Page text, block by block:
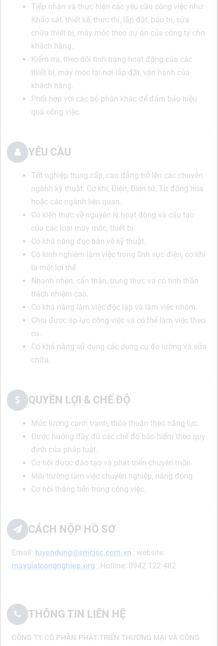
Tiếp nhận và thực hiện các yêu cầu công việc như:
Khảo sát, thiết kế, thực thi, lắp đặt, bảo trì, sửa
chữa thiết bị, máy móc theo dự án của công ty cho
khách hàng.
Kiểm tra, theo dõi tình trạng hoạt động của các
thiết bị, máy móc tại nơi lắp đặt, vận hành của
khách hàng.
Phối hợp với các bộ phận khác để đảm bảo hiệu
quả công việc.
YÊU CẦU
Tốt nghiệp trung cấp, cao đẳng trở lên các chuyên
ngành kỹ thuật: Cơ khí, Điện, Điện tử, Tự động hóa
hoặc các ngành liên quan.
Có kiến thức về nguyên lý hoạt động và cấu tạo
của các loại máy móc, thiết bị.
Có khả năng đọc bản vẽ kỹ thuật.
Có kinh nghiệm làm việc trong lĩnh vực điện, cơ khí
là một lợi thế.
Nhanh nhẹn, cẩn thận, trung thực và có tinh thần
trách nhiệm cao.
Có khả năng làm việc độc lập và làm việc nhóm.
Chịu được áp lực công việc và có thể làm việc theo
ca.
Có khả năng sử dụng các dụng cụ đo lường và sửa
chữa.
QUYỀN LỢI & CHẾ ĐỘ
Mức lương cạnh tranh, thỏa thuận theo năng lực.
Được hưởng đầy đủ các chế độ bảo hiểm theo quy
định của pháp luật.
Cơ hội được đào tạo và phát triển chuyên môn.
Môi trường làm việc chuyên nghiệp, năng động.
Cơ hội thăng tiến trong công việc.
CÁCH NỘP HỒ SƠ
Email: tuyendung@smcjsc.com.vn ; website:
maygiatcongnghiep.org ; Hotline: 0942 122 482
THÔNG TIN LIÊN HỆ
CÔNG TY CÔ PHẦN PHÁT TRIỂN THƯƠNG MẠI VÀ CÔNG